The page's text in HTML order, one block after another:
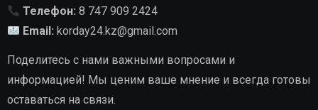
Телефон: 8 747 909 2424
Email: korday24.kz@gmail.com
Поделитесь с нами важными вопросами и
информацией! Мы ценим ваше мнение и всегда готовы
оставаться на связи.